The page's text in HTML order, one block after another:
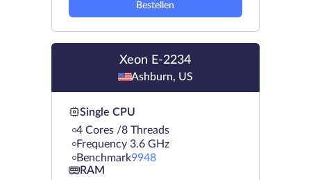
Bestellen
Xeon E-2234
Ashburn, US
Single CPU
4 Cores /8 Threads
Frequency 3.6 GHz
Benchmark9948
RAM